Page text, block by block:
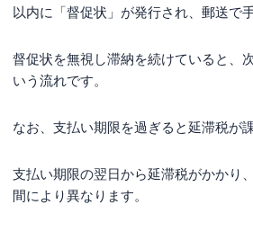
以内に「督促状」が発行され、郵送で
督促状を無視し滞納を続けていると、
いう流れです。
なお、支払い期限を過ぎると延滞税が
支払い期限の翌日から延滞税がかかり
間により異なります。